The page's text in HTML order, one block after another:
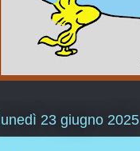
lunedì 23 giugno 2025